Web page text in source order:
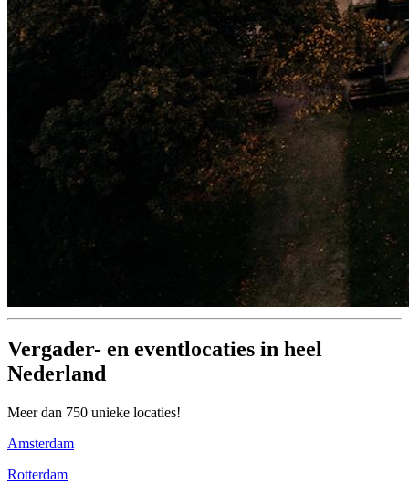
Vergader- en eventlocaties in heel
Nederland
Meer dan 750 unieke locaties!
Amsterdam
Rotterdam